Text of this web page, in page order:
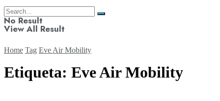
No Result
View All Result
Home Tag Eve Air Mobility
Etiqueta: Eve Air Mobility